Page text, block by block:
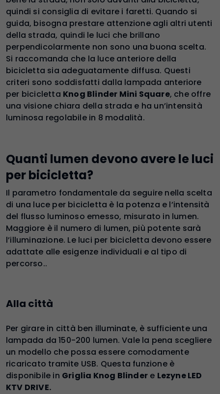
quindi si consiglia di evitare i faretti. Quando si
guida, bisogna prestare attenzione agli altri utenti
della strada, quindi le luci che brillano
perpendicolarmente non sono una buona scelta.
Si raccomanda che la luce anteriore della
bicicletta sia adeguatamente diffusa. Questi
criteri sono soddisfatti dalla lampada anteriore
per bicicletta Knog Blinder Mini Square, che offre
una visione chiara della strada e ha un’intensità
luminosa regolabile in 8 modalità.
Quanti lumen devono avere le luci
per bicicletta?
Il parametro fondamentale da seguire nella scelta
di una luce per bicicletta è la potenza e l’intensità
del flusso luminoso emesso, misurato in lumen.
Maggiore è il numero di lumen, più potente sarà
l’illuminazione. Le luci per bicicletta devono essere
adattate alle esigenze individuali e al tipo di
percorso..
Alla città
Per girare in città ben illuminate, è sufficiente una
lampada da 150-200 lumen. Vale la pena scegliere
un modello che possa essere comodamente
ricaricato tramite USB. Questa funzione è
disponibile in Griglia Knog Blinder e Lezyne LED
KTV DRIVE.